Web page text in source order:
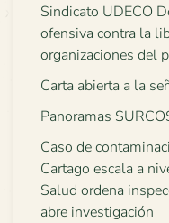
Sindicato UDECO
ofensiva contra la
organizaciones del
Carta abierta a la
Panoramas
Caso de
Cartago escala a
Salud ordena
abre investigación